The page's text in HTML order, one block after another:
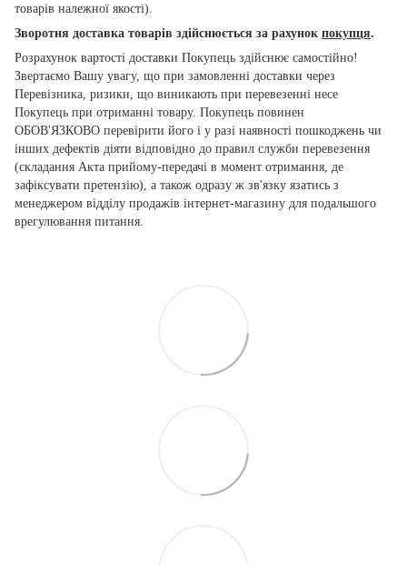
товарів належної якості).
Зворотня доставка товарів здійснюється за рахунок покупця.
Розрахунок вартості доставки Покупець здійснює самостійно!
Звертаємо Вашу увагу, що при замовленні доставки через
Перевізника, ризики, що виникають при перевезенні несе
Покупець при отриманні товару. Покупець повинен
ОБОВ'ЯЗКОВО перевірити його і у разі наявності пошкоджень чи
інших дефектів діяти відповідно до правил служби перевезення
(складання Акта прийому-передачі в момент отримання, де
зафіксувати претензію), а також одразу ж зв'язку язатись з
менеджером відділу продажів інтернет-магазину для подальшого
врегулювання питання.